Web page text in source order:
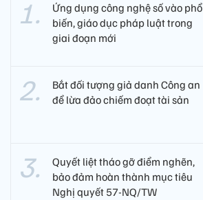
Ứng dụng công nghệ số vào phổ
biến, giáo dục pháp luật trong
giai đoạn mới
Bắt đối tượng giả danh Công an
để lừa đảo chiếm đoạt tài sản
Quyết liệt tháo gỡ điểm nghẽn,
bảo đảm hoàn thành mục tiêu
Nghị quyết 57-NQ/TW